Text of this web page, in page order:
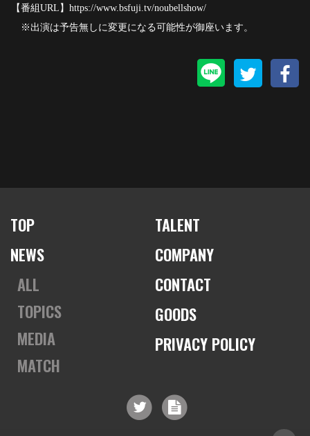
【番組URL】https://www.bsfuji.tv/noubellshow/
※出演は予告無しに変更になる可能性が御座います。
TOP
NEWS
ALL
TOPICS
MEDIA
MATCH
TALENT
COMPANY
CONTACT
GOODS
PRIVACY POLICY